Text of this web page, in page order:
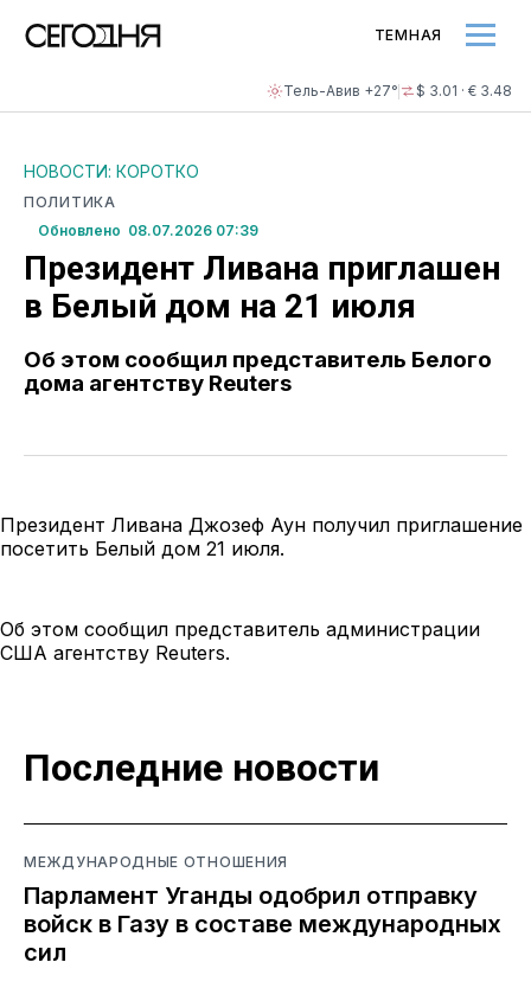
Тель-Авив +27° $ 3.01 · € 3.48
ТЕМНАЯ
НОВОСТИ: КОРОТКО
ПОЛИТИКА
Обновлено 08.07.2026 07:39
Президент Ливана приглашен
в Белый дом на 21 июля
Об этом сообщил представитель Белого
дома агентству Reuters
Президент Ливана Джозеф Аун получил приглашение
посетить Белый дом 21 июля.
Об этом сообщил представитель администрации
США агентству Reuters.
Последние новости
МЕЖДУНАРОДНЫЕ ОТНОШЕНИЯ
Парламент Уганды одобрил отправку
войск в Газу в составе международных
сил